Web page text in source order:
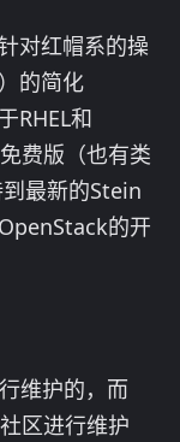
对红帽系的操
的简化
RHEL和
费版（也有类
最新的Stein
的开
维护的，而
区进行维护